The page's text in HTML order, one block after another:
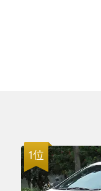
1位